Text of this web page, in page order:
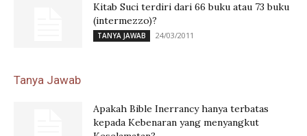
Kitab Suci terdiri dari 66 buku atau 73 buku
(intermezzo)?
TANYA JAWAB 24/03/2011
Tanya Jawab
Apakah Bible Inerrancy hanya terbatas
kepada Kebenaran yang menyangkut